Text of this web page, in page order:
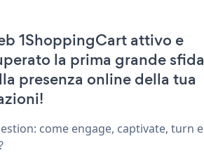
1ShoppingCart attivo e
la prima grande sfida
presenza online della tua
come engage, captivate, turn e